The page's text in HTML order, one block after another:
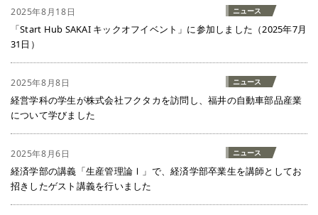
2025年8月18日 ニュース
「Start Hub SAKAI キックオフイベント」に参加しました（2025年7月
31日）
2025年8月8日 ニュース
経営学科の学生が株式会社フクタカを訪問し、福井の自動車部品産業
について学びました
2025年8月6日 ニュース
経済学部の講義「生産管理論Ⅰ」で、経済学部卒業生を講師としてお
招きしたゲスト講義を行いました